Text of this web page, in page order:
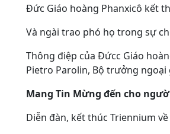
Đức Giáo hoàng Phanxicô kết
Và ngài trao phó họ trong sự
Thông điệp của Đứcc Giáo
Pietro Parolin, Bộ trưởng ngoại
Mang Tin Mừng đến cho
Diễn đàn, kết thúc Triennium